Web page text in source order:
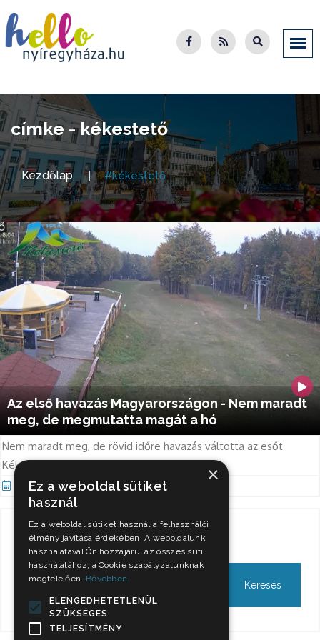
címke - kékestető
Kezdőlap #kékestető
Az első havazás Magyarországon - Nem maradt
meg, de megmutatta magát a hó
Nem maradt meg, de rövid időre havazás váltotta az esőt
Kékestetőn. Videó!
Okt 11, 2021
Keresés
×
Ez a weboldal sütiket
használ
Ez a weboldal sütiket használ a felhasználói
élmény javítása érdekében. A weboldalunk
használatával Ön hozzájárul az összes süti
használatához, a Cookie szabályzatunknak
megfelelően. Bővebben
ELENGEDHETETLENÜL
SZÜKSÉGES
TELJESÍTMÉNY